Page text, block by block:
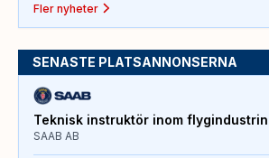
Fler nyheter
SENASTE PLATSANNONSERNA
Teknisk instruktör inom flygindustrin
SAAB AB